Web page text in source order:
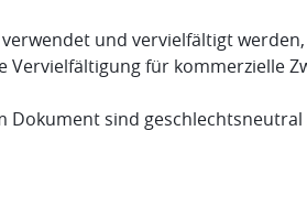
und vervielfältigt werden,
für kommerzielle
sind geschlechtsneutral